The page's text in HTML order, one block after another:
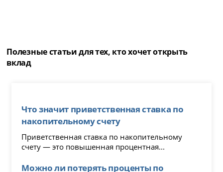
Полезные статьи для тех, кто хочет открыть
вклад
Что значит приветственная ставка по
накопительному счету
Приветственная ставка по накопительному
счету — это повышенная процентная...
Можно ли потерять проценты по